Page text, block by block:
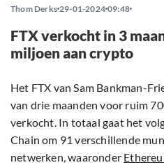
Thom Derks 29-01-2024 09:48
FTX verkocht in 3
miljoen aan crypto
Het FTX van Sam Bankman-
van drie maanden voor ruim
verkocht. In totaal gaat het
Chain om 91 verschillende
netwerken, waaronder